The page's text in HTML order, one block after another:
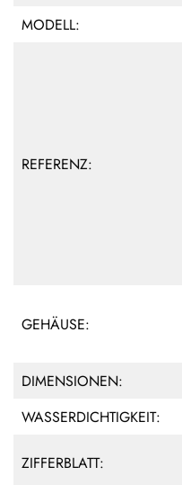
MODELL:
REFERENZ:
GEHÄUSE:
DIMENSIONEN:
WASSERDICHTIGKEIT:
ZIFFERBLATT: